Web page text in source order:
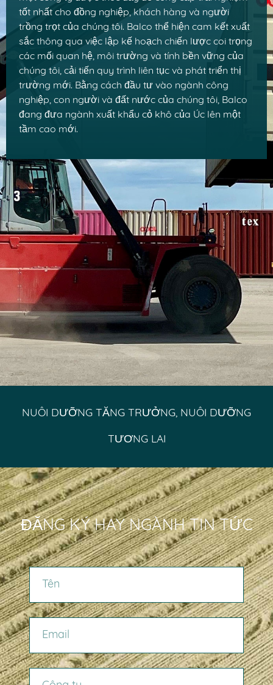
tốt nhất cho đồng nghiệp, khách hàng và người
trồng trọt của chúng tôi. Balco thể hiện cam kết xuất
sắc thông qua việc lập kế hoạch chiến lược coi trọng
các mối quan hệ, môi trường và tính bền vững của
chúng tôi, cải tiến quy trình liên tục và phát triển thị
trường mới. Bằng cách đầu tư vào ngành công
nghiệp, con người và đất nước của chúng tôi, Balco
đang đưa ngành xuất khẩu cỏ khô của Úc lên một
tầm cao mới.
NUÔI DƯỠNG TĂNG TRƯỞNG, NUÔI DƯỠNG
TƯƠNG LAI
ĐĂNG KÝ HAY NGÀNH TIN TỨC
TÊN
EMAIL
CÔNG TY